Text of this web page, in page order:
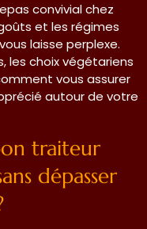
convivial chez
et les régimes
laisse perplexe.
les choix végétariens
vous assurer
autour de votre
traiteur
dépasser